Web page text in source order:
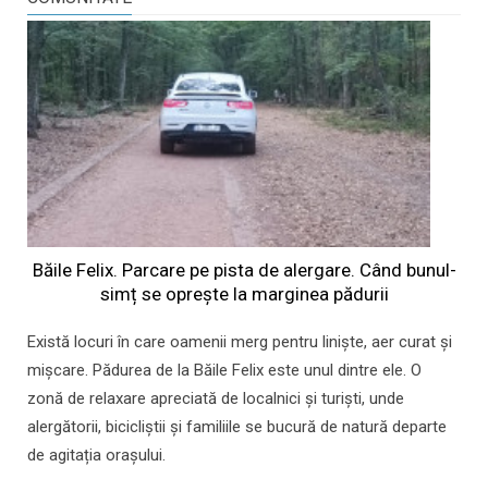
Băile Felix. Parcare pe pista de alergare. Când bunul-
simț se oprește la marginea pădurii
Există locuri în care oamenii merg pentru liniște, aer curat și
mișcare. Pădurea de la Băile Felix este unul dintre ele. O
zonă de relaxare apreciată de localnici și turiști, unde
alergătorii, bicicliștii și familiile se bucură de natură departe
de agitația orașului.